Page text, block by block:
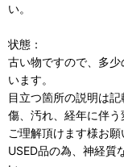
い。
状態：
古い物ですので、多
います。
目立つ箇所の説明は
傷、汚れ、経年に伴
ご理解頂けます様お願
USED品の為、神経質